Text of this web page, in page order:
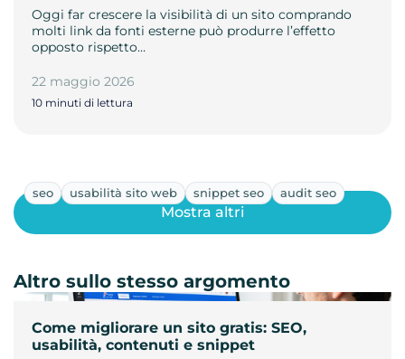
Oggi far crescere la visibilità di un sito comprando
molti link da fonti esterne può produrre l’effetto
opposto rispetto…
22 maggio 2026
10 minuti di lettura
seo usabilità sito web snippet seo audit seo
Come migliorare un sito gratis: SEO,
usabilità, contenuti e snippet
Mostra altri
Altro sullo stesso argomento